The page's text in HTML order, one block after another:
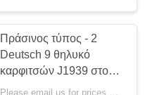
Πράσινος τύπος - 2
Deutsch 9 θηλυκό
καρφιτσών J1939 στον
τύπο - 1 αρσενικό